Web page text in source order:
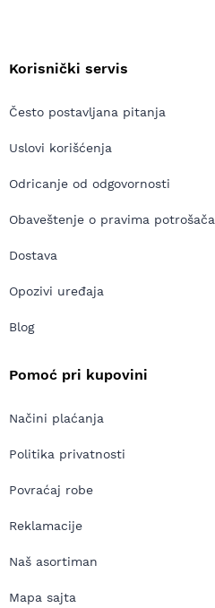
Korisnički servis
Često postavljana pitanja
Uslovi korišćenja
Odricanje od odgovornosti
Obaveštenje o pravima potrošača
Dostava
Opozivi uređaja
Blog
Pomoć pri kupovini
Načini plaćanja
Politika privatnosti
Povraćaj robe
Reklamacije
Naš asortiman
Mapa sajta